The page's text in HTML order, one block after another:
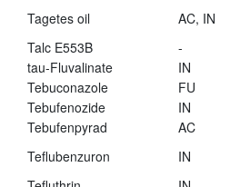
Tagetes oil
AC, IN
Talc E553B
-
tau-Fluvalinate
IN
Tebuconazole
FU
Tebufenozide
IN
Tebufenpyrad
AC
Teflubenzuron
IN